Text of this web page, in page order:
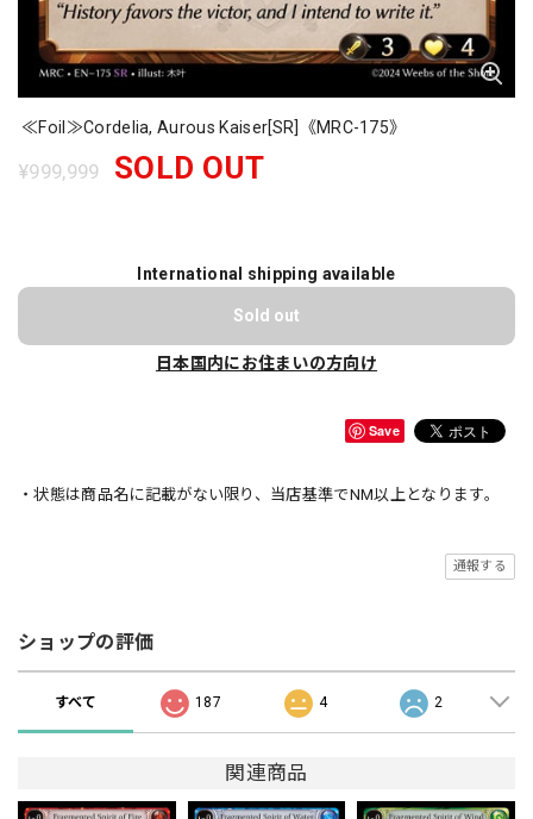
≪Foil≫Cordelia, Aurous Kaiser[SR]《MRC-175》
¥999,999 SOLD OUT
International shipping available
Sold out
日本国内にお住まいの方向け
Save
・状態は商品名に記載がない限り、当店基準でNM以上となります。
通報する
ショップの評価
すべて 187 4 2
関連商品